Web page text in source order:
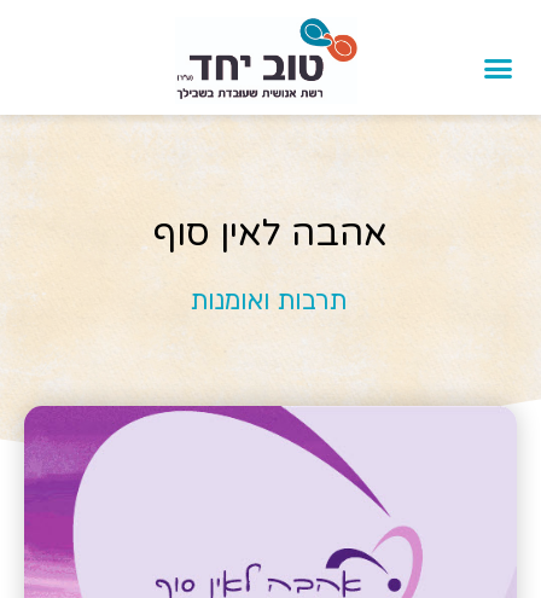
אהבה לאין סוף
תרבות ואומנות